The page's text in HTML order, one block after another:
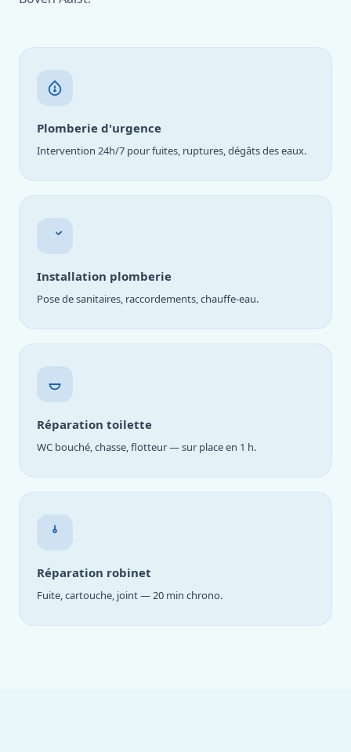
Plomberie d'urgence
Intervention 24h/7 pour fuites, ruptures, dégâts des eaux.
Installation plomberie
Pose de sanitaires, raccordements, chauffe-eau.
Réparation toilette
WC bouché, chasse, flotteur — sur place en 1 h.
Réparation robinet
Fuite, cartouche, joint — 20 min chrono.